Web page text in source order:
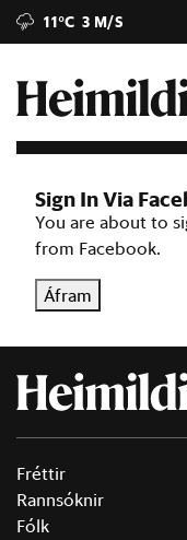
11°C 3 M/S
Sign In Via
You are about to
from Facebook.
Áfram
Fréttir
Rannsóknir
Fólk